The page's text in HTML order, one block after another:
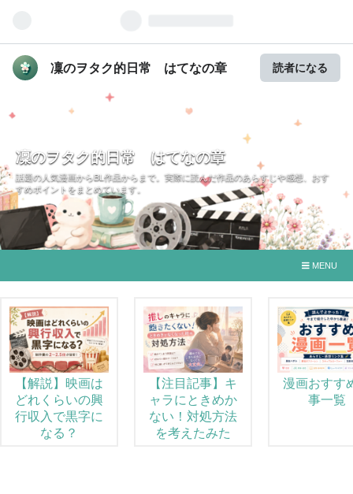
凜のヲタク的日常 はてなの章 読者になる
凜のヲタク的日常 はてなの章
話題の人気漫画からBL作品からまで。実際に読んだ作品のあらすじや感想、おす
すめポイントをまとめています。
MENU
【解説】映画は
どれくらいの興
行収入で黒字に
なる？
【注目記事】キ
ャラにときめか
ない！対処方法
を考えたみた
漫画おすす
事一覧